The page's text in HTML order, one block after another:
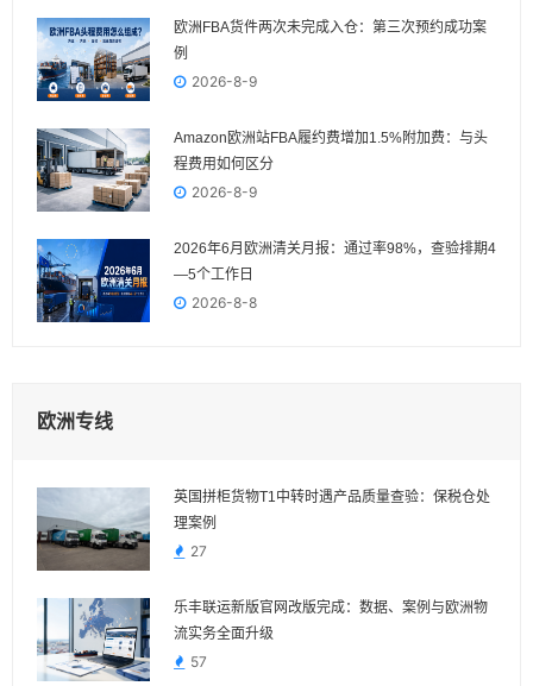
欧洲FBA货件两次未完成入仓：第三次预约成功案
例
2026-8-9
Amazon欧洲站FBA履约费增加1.5%附加费：与头
程费用如何区分
2026-8-9
2026年6月欧洲清关月报：通过率98%，查验排期4
—5个工作日
2026-8-8
欧洲专线
英国拼柜货物T1中转时遇产品质量查验：保税仓处
理案例
27
乐丰联运新版官网改版完成：数据、案例与欧洲物
流实务全面升级
57